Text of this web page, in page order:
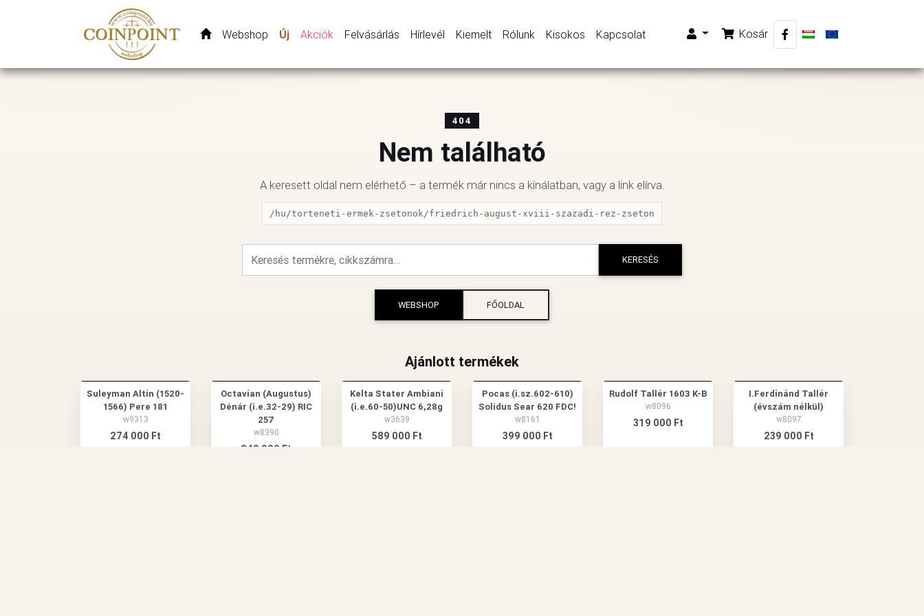
Webshop Új Akciók Felvásárlás Hírlevél Kiemelt Rólunk Kisokos Kapcsolat Kosár
404
Nem található
A keresett oldal nem elérhető – a termék már nincs a kínálatban, vagy a link elírva.
/hu/torteneti-ermek-zsetonok/friedrich-august-xviii-szazadi-rez-zseton
KERESÉS
WEBSHOP FŐOLDAL
Ajánlott termékek
Suleyman Altin (1520-
1566) Pere 181
w9313
274 000 Ft
Octavian (Augustus)
Dénár (i.e.32-29) RIC
257
w8390
249 000 Ft
Kelta Stater Ambiani
(i.e.60-50)UNC 6,28g
w3639
589 000 Ft
Pocas (i.sz.602-610)
Solidus Sear 620 FDC!
w8161
399 000 Ft
Rudolf Tallér 1603 K-B
w8096
319 000 Ft
I.Ferdinánd Tallér
(évszám nélkül)
w8097
239 000 Ft